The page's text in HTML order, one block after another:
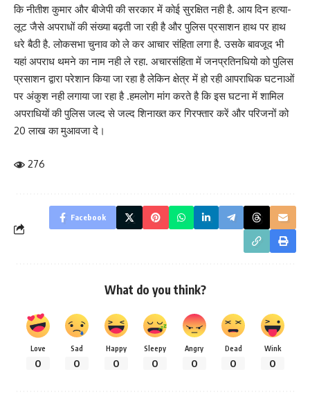
कि नीतीश कुमार और बीजेपी की सरकार में कोई सुरक्षित नही है. आय दिन हत्या-
लूट जैसे अपराधों की संख्या बढ़ती जा रही है और पुलिस प्रसाशन हाथ पर हाथ
धरे बैठी है. लोकसभा चुनाव को ले कर आचार संहिता लगा है. उसके बावजूद भी
यहां अपराध थमने का नाम नही ले रहा. अचारसंहिता में जनप्रतिनधियो को पुलिस
प्रसाशन द्वारा परेशान किया जा रहा है लेकिन क्षेत्र में हो रही आपराधिक घटनाओं
पर अंकुश नही लगाया जा रहा है .हमलोग मांग करते है कि इस घटना में शामिल
अपराधियों की पुलिस जल्द से जल्द शिनाख्त कर गिरफ्तार करें और परिजनों को
20 लाख का मुआवजा दे।
276
Facebook
What do you think?
Love
0
Sad
0
Happy
0
Sleepy
0
Angry
0
Dead
0
Wink
0